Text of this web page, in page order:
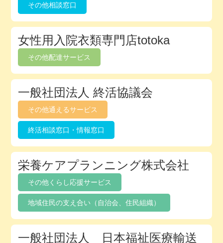
その他相談窓口
女性用入院衣類専門店totoka
その他配達サービス
一般社団法人 終活協議会
その他通えるサービス
終活相談窓口・情報窓口
栄養ケアプランニング株式会社
その他くらし応援サービス
地域住民の支え合い（自治会、住民組織）
一般社団法人 日本福祉医療輸送